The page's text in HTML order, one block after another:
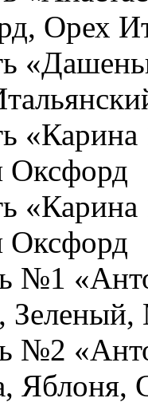
Орех
№1
Зеленый,
№2
Яблоня,